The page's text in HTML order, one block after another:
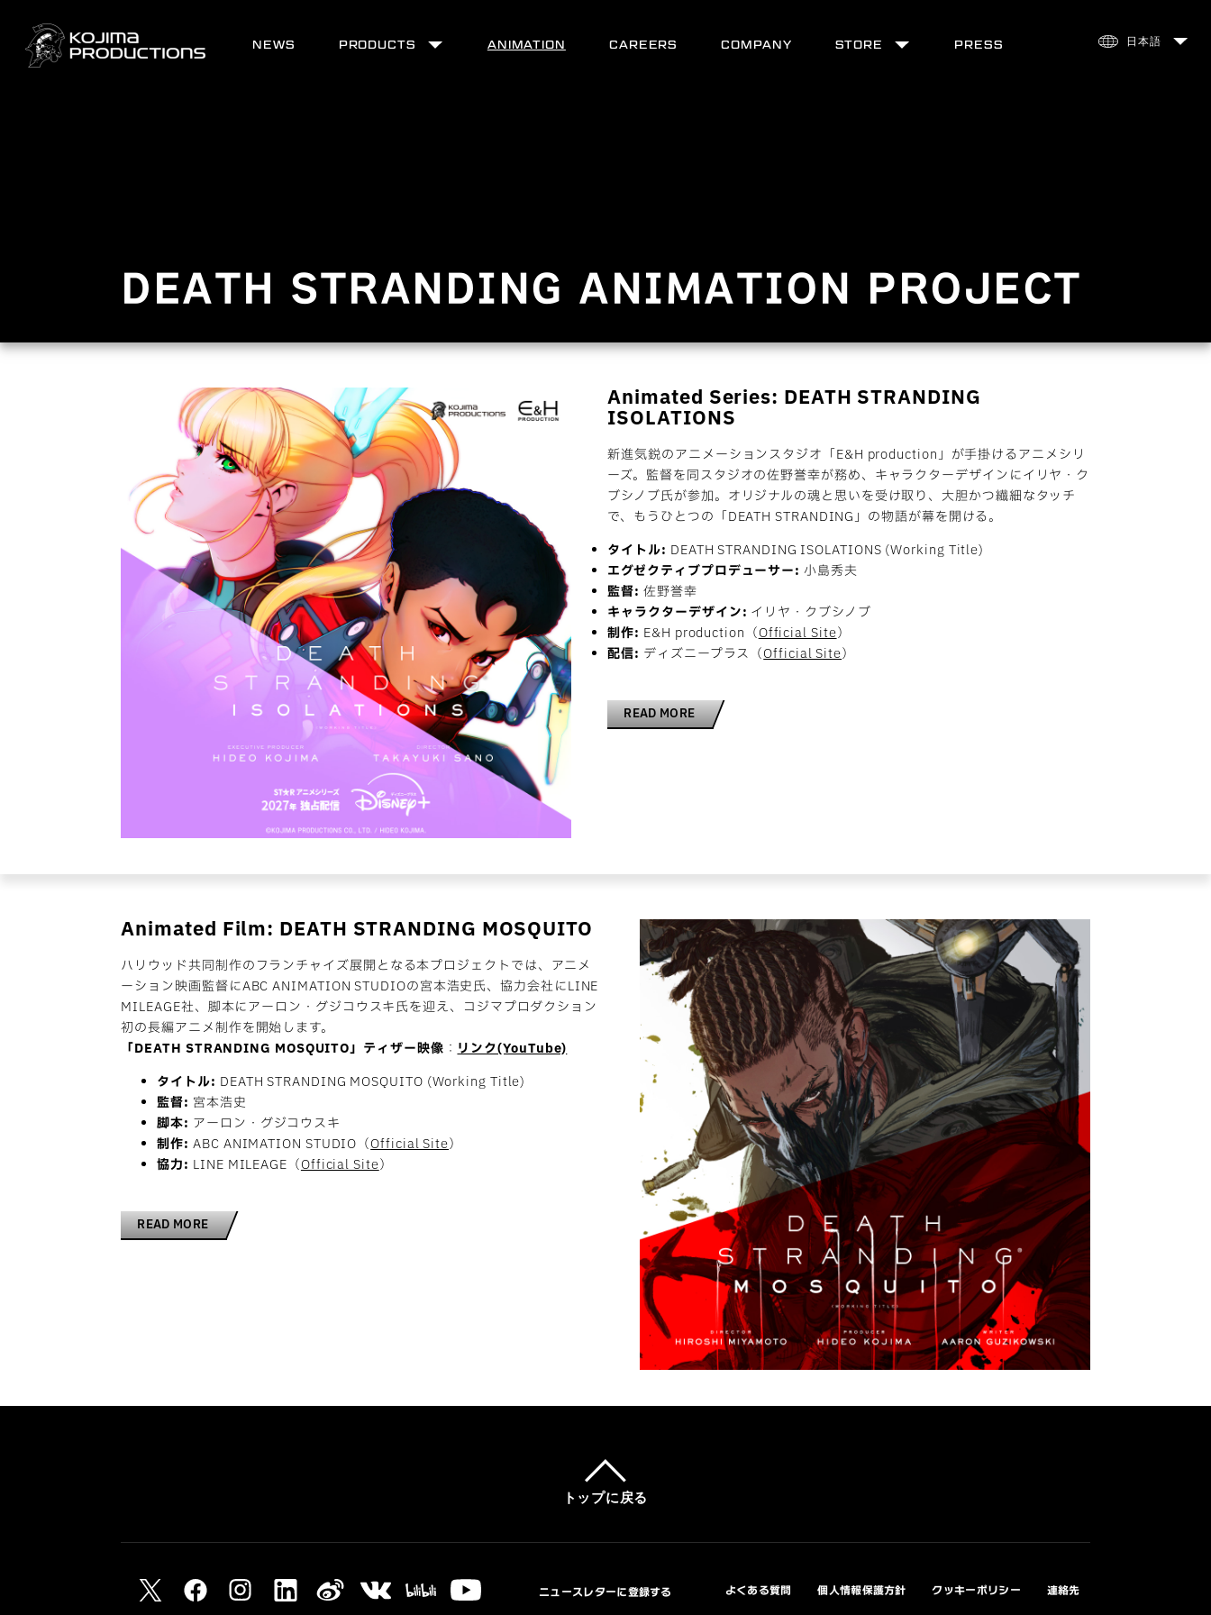
Main
navigation
NEWS PRODUCTS ANIMATION CAREERS COMPANY STORE PRESS
DEATH STRANDING ANIMATION PROJECT
Animated Series: DEATH STRANDING
ISOLATIONS
新進気鋭のアニメーションスタジオ「E&H production」が手掛けるアニメシリ
ーズ。監督を同スタジオの佐野誉幸が務め、キャラクターデザインにイリヤ・ク
ブシノブ氏が参加。オリジナルの魂と思いを受け取り、大胆かつ繊細なタッチ
で、もうひとつの「DEATH STRANDING」の物語が幕を開ける。
タイトル: DEATH STRANDING ISOLATIONS (Working Title)
エグゼクティブプロデューサー: 小島秀夫
監督: 佐野誉幸
キャラクターデザイン: イリヤ・クブシノブ
制作: E&H production（Official Site）
配信: ディズニープラス（Official Site）
READ MORE
Animated Film: DEATH STRANDING MOSQUITO
ハリウッド共同制作のフランチャイズ展開となる本プロジェクトでは、アニメ
ーション映画監督にABC ANIMATION STUDIOの宮本浩史氏、協力会社にLINE
MILEAGE社、脚本にアーロン・グジコウスキ氏を迎え、コジマプロダクション
初の長編アニメ制作を開始します。
「DEATH STRANDING MOSQUITO」ティザー映像 ：リンク(YouTube)
タイトル: DEATH STRANDING MOSQUITO (Working Title)
監督: 宮本浩史
脚本: アーロン・グジコウスキ
制作:ABC ANIMATION STUDIO（Official Site）
協力: LINE MILEAGE（Official Site）
READ MORE
利用規約に同意します
クッキーポリシーに同意する
トップに戻る
ニュースレターに登録する よくある質問 個人情報保護方針 クッキーポリシー 連絡先